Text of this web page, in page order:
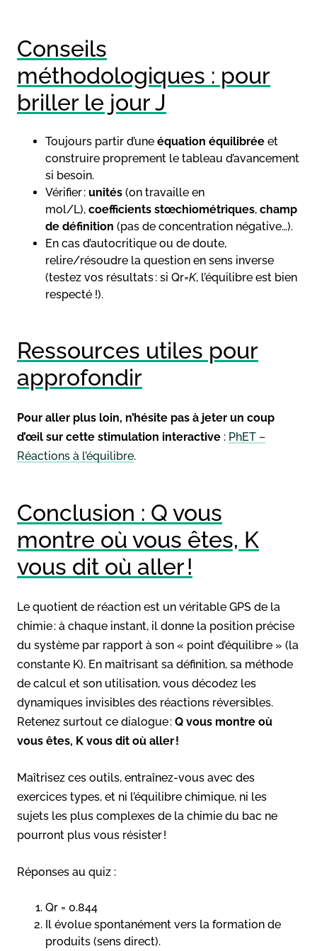
Conseils
méthodologiques : pour
briller le jour J
Toujours partir d’une équation équilibrée et
construire proprement le tableau d’avancement
si besoin.
Vérifier : unités (on travaille en
mol/L), coefficients stœchiométriques, champ
de définition (pas de concentration négative…).
En cas d’autocritique ou de doute,
relire/résoudre la question en sens inverse
(testez vos résultats : si Qr=K, l’équilibre est bien
respecté !).
Ressources utiles pour
approfondir
Pour aller plus loin, n’hésite pas à jeter un coup
d’œil sur cette stimulation interactive : PhET –
Réactions à l’équilibre.
Conclusion : Q vous
montre où vous êtes, K
vous dit où aller !
Le quotient de réaction est un véritable GPS de la
chimie : à chaque instant, il donne la position précise
du système par rapport à son « point d’équilibre » (la
constante K). En maîtrisant sa définition, sa méthode
de calcul et son utilisation, vous décodez les
dynamiques invisibles des réactions réversibles.
Retenez surtout ce dialogue : Q vous montre où
vous êtes, K vous dit où aller !
Maîtrisez ces outils, entraînez-vous avec des
exercices types, et ni l’équilibre chimique, ni les
sujets les plus complexes de la chimie du bac ne
pourront plus vous résister !
Réponses au quiz :
Qr = 0.844
Il évolue spontanément vers la formation de
produits (sens direct).